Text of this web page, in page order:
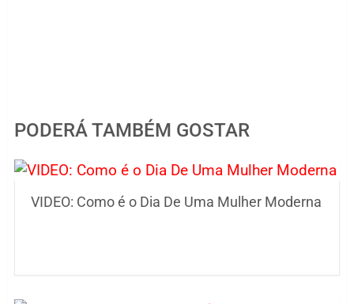
PODERÁ TAMBÉM GOSTAR
VIDEO: Como é o Dia De Uma Mulher Moderna